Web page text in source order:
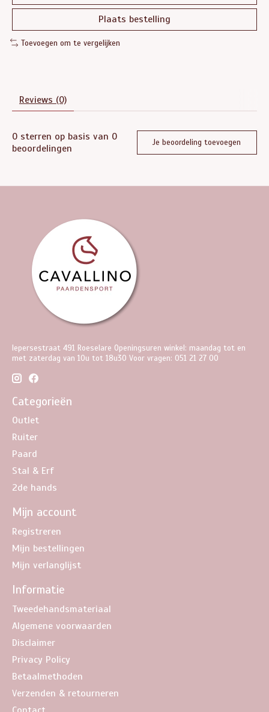
Plaats bestelling
Toevoegen om te vergelijken
Reviews (0)
0 sterren op basis van 0
beoordelingen
Je beoordeling toevoegen
Iepersestraat 491 Roeselare Openingsuren winkel: maandag tot en
met zaterdag van 10u tot 18u30 Voor vragen: 051 21 27 00
Categorieën
Outlet
Ruiter
Paard
Stal & Erf
2de hands
Mijn account
Registreren
Mijn bestellingen
Mijn verlanglijst
Informatie
Tweedehandsmateriaal
Algemene voorwaarden
Disclaimer
Privacy Policy
Betaalmethoden
Verzenden & retourneren